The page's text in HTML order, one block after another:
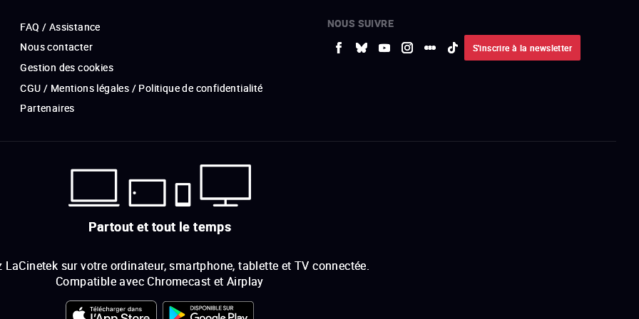
FAQ / Assistance
Nous contacter
Gestion des cookies
CGU / Mentions légales / Politique de confidentialité
Partenaires
NOUS SUIVRE
S'inscrire à la newsletter
Partout et tout le temps
LaCinetek sur votre ordinateur, smartphone, tablette et TV connectée.
Compatible avec Chromecast et Airplay